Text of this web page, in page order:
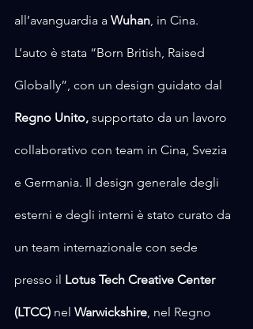
all’avanguardia a Wuhan, in Cina.
L’auto è stata “Born British, Raised
Globally”, con un design guidato dal
Regno Unito, supportato da un lavoro
collaborativo con team in Cina, Svezia
e Germania. Il design generale degli
esterni e degli interni è stato curato da
un team internazionale con sede
presso il Lotus Tech Creative Center
(LTCC) nel Warwickshire, nel Regno